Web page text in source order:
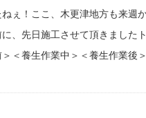
ぇ！ここ、木更津地方も来週
、先日施工させて頂きました
＜養生作業中＞＜養生作業後